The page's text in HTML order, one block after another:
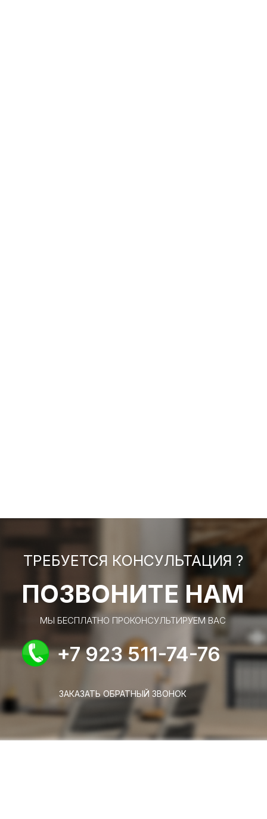
ТРЕБУЕТСЯ КОНСУЛЬТАЦИЯ ?
ПОЗВОНИТЕ НАМ
МЫ БЕСПЛАТНО ПРОКОНСУЛЬТИРУЕМ ВАС
+7 923 511-74-76
ЗАКАЗАТЬ ОБРАТНЫЙ ЗВОНОК